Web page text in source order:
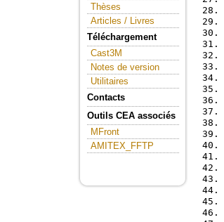
Thèses
Articles / Livres
Téléchargement
Cast3M
Notes de version
Utilitaires
Contacts
Outils CEA associés
MFront
AMITEX_FFTP